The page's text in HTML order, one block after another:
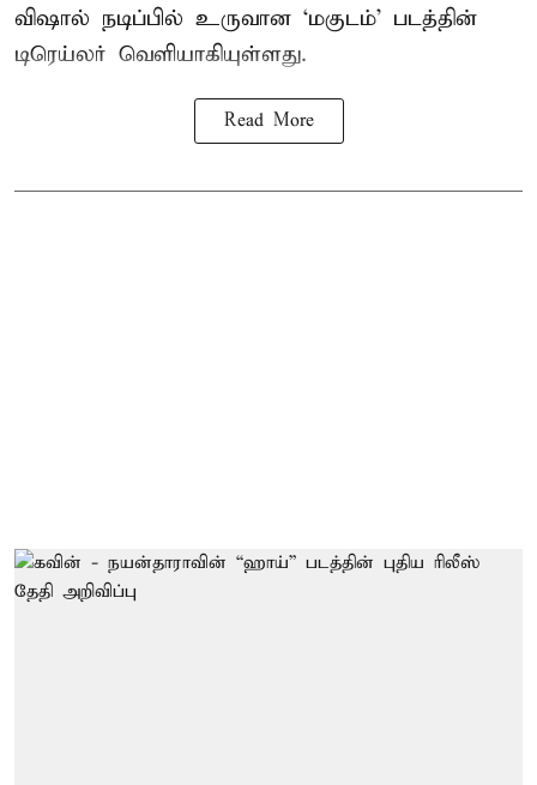
விஷால் நடிப்பில் உருவான ‘மகுடம்’ படத்தின்
டிரெய்லர் வெளியாகியுள்ளது.
Read More